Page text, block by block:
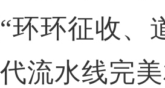
环环征收、
流水线完